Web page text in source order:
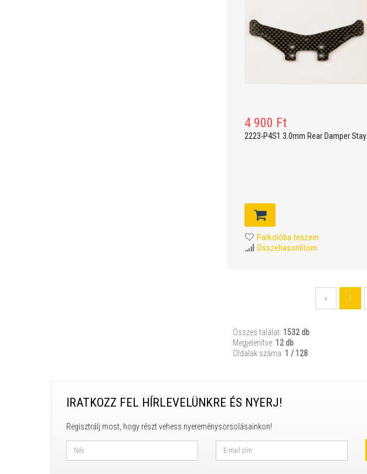
4 900 Ft
2223-P4S1 3.0mm Rear Damper Stay
Parkolóba teszem
Összehasonlítom
« 1
Összes találat: 1532 db
Megjelenítve: 12 db
Oldalak száma: 1 / 128
IRATKOZZ FEL HÍRLEVELÜNKRE ÉS NYERJ!
Regisztrálj most, hogy részt vehess nyereménysorsolásainkon!